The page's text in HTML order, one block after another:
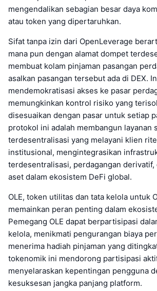
mengendalikan sebagian besar daya
atau token yang dipertaruhkan.
Sifat tanpa izin dari OpenLeverage
mana pun dengan alamat dompet
membuat kolam pinjaman pasangan
asalkan pasangan tersebut ada di DEX.
mendemokratisasi akses ke pasar
memungkinkan kontrol risiko yang
disesuaikan dengan pasar untuk setiap
protokol ini adalah membangun layanan
terdesentralisasi yang melayani klien
institusional, mengintegrasikan
terdesentralisasi, perdagangan derivatif,
aset dalam ekosistem DeFi global.
OLE, token utilitas dan tata kelola untuk
memainkan peran penting dalam
Pemegang OLE dapat berpartisipasi
kelola, menikmati pengurangan biaya
menerima hadiah pinjaman yang
tokenomik ini mendorong partisipasi
menyelaraskan kepentingan pengguna
kesuksesan jangka panjang platform.